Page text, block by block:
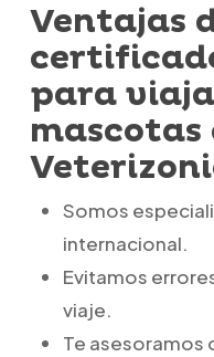
Ventajas
para
mascotas
Somos
internacional.
Evitamos
viaje.
Te asesoramos